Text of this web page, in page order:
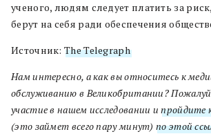
ученого, людям следует платить за
берут на себя ради обеспечения
Источник: The Telegraph
Нам интересно, а как вы относитесь к
обслуживанию в Великобритании?
участие в нашем исследовании ипройдите
(это займет всего пару минут)по этой